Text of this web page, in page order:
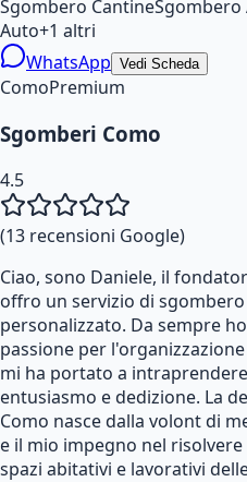
Sgombero Cantine
Auto+1 altri
WhatsApp Vedi Scheda
ComoPremium
Sgomberi Como
4.5
(13 recensioni Google)
Ciao, sono Daniele, il
offro un servizio di
personalizzato. Da sempre
passione per
mi ha portato a
entusiasmo e dedizione. La
Como nasce dalla volont di
e il mio impegno nel
spazi abitativi e lavorativi